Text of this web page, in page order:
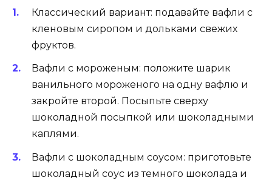
Классический вариант: подавайте вафли с
кленовым сиропом и дольками свежих
фруктов.
Вафли с мороженым: положите шарик
ванильного мороженого на одну вафлю и
закройте второй. Посыпьте сверху
шоколадной посыпкой или шоколадными
каплями.
Вафли с шоколадным соусом: приготовьте
шоколадный соус из темного шоколада и